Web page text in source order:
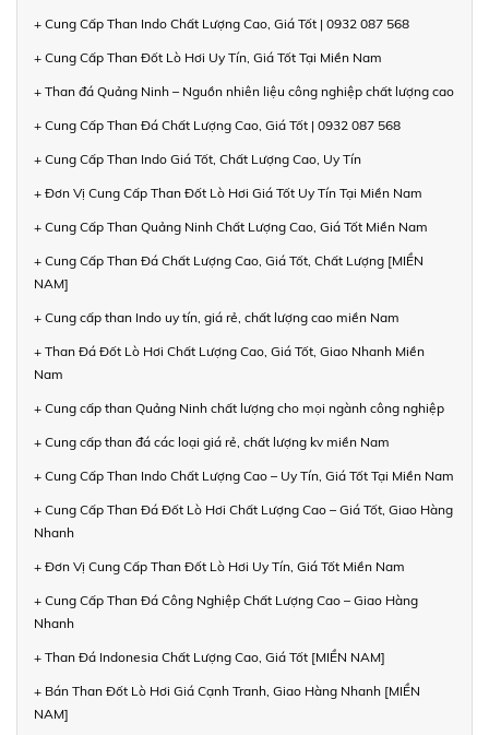
+ Cung Cấp Than Indo Chất Lượng Cao, Giá Tốt | 0932 087 568
+ Cung Cấp Than Đốt Lò Hơi Uy Tín, Giá Tốt Tại Miền Nam
+ Than đá Quảng Ninh – Nguồn nhiên liệu công nghiệp chất lượng cao
+ Cung Cấp Than Đá Chất Lượng Cao, Giá Tốt | 0932 087 568
+ Cung Cấp Than Indo Giá Tốt, Chất Lượng Cao, Uy Tín
+ Đơn Vị Cung Cấp Than Đốt Lò Hơi Giá Tốt Uy Tín Tại Miền Nam
+ Cung Cấp Than Quảng Ninh Chất Lượng Cao, Giá Tốt Miền Nam
+ Cung Cấp Than Đá Chất Lượng Cao, Giá Tốt, Chất Lượng [MIỀN
NAM]
+ Cung cấp than Indo uy tín, giá rẻ, chất lượng cao miền Nam
+ Than Đá Đốt Lò Hơi Chất Lượng Cao, Giá Tốt, Giao Nhanh Miền
Nam
+ Cung cấp than Quảng Ninh chất lượng cho mọi ngành công nghiệp
+ Cung cấp than đá các loại giá rẻ, chất lượng kv miền Nam
+ Cung Cấp Than Indo Chất Lượng Cao – Uy Tín, Giá Tốt Tại Miền Nam
+ Cung Cấp Than Đá Đốt Lò Hơi Chất Lượng Cao – Giá Tốt, Giao Hàng
Nhanh
+ Đơn Vị Cung Cấp Than Đốt Lò Hơi Uy Tín, Giá Tốt Miền Nam
+ Cung Cấp Than Đá Công Nghiệp Chất Lượng Cao – Giao Hàng
Nhanh
+ Than Đá Indonesia Chất Lượng Cao, Giá Tốt [MIỀN NAM]
+ Bán Than Đốt Lò Hơi Giá Cạnh Tranh, Giao Hàng Nhanh [MIỀN
NAM]